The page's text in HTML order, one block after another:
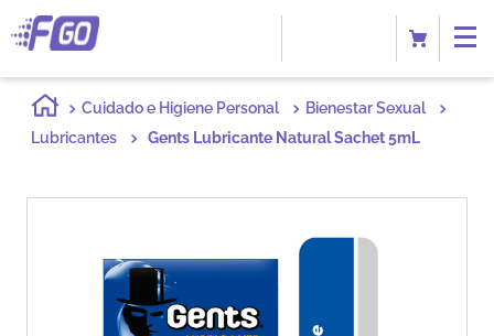
Cuidado e Higiene Personal
Bienestar Sexual
Lubricantes
Gents Lubricante Natural Sachet 5mL